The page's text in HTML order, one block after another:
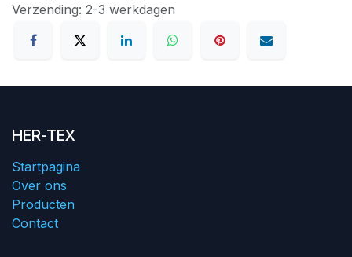
Verzending: 2-3 werkdagen
HER-TEX
Startpagina
Over ons
Producten
Contact